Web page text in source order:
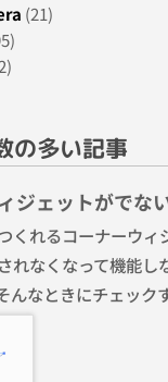
(21)
の多い記事
ジェットがでな
くれるコーナーウィ
れなくなって機能し
んなときにチェック